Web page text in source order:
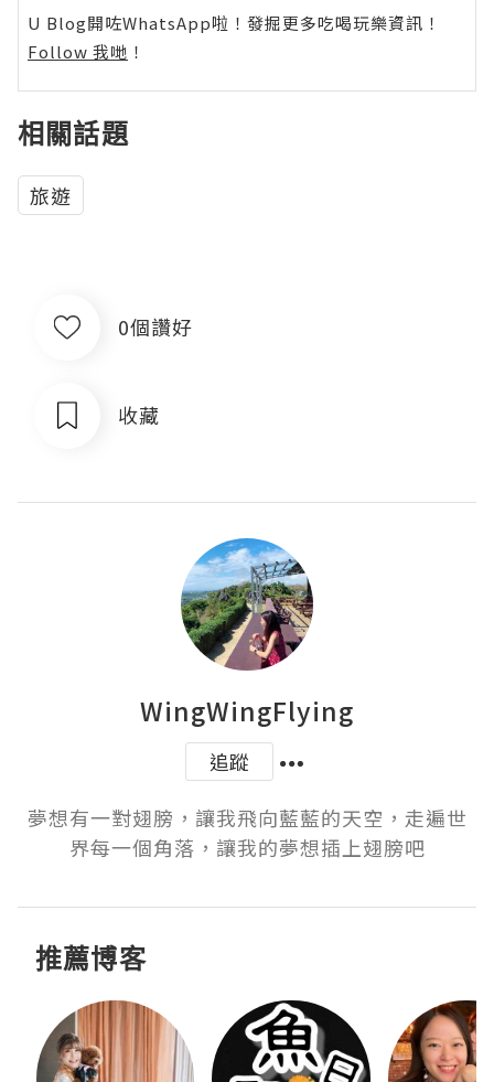
U Blog開咗WhatsApp啦！發掘更多吃喝玩樂資訊！
Follow 我哋 ！
相關話題
旅遊
0個讚好
收藏
WingWingFlying
追蹤
夢想有一對翅膀，讓我飛向藍藍的天空，走遍世
界每一個角落，讓我的夢想插上翅膀吧
推薦博客